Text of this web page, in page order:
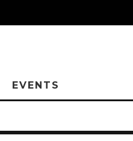
EVENTS